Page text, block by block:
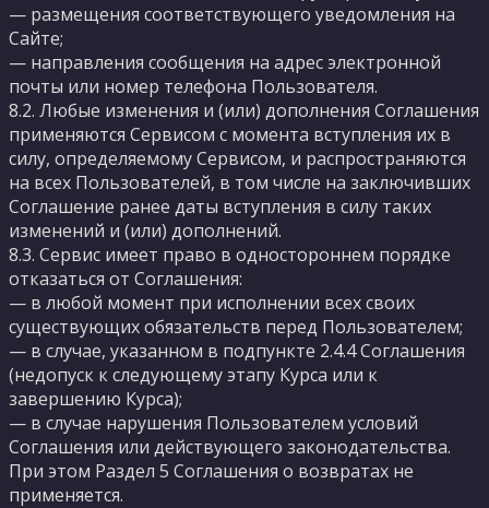
— размещения соответствующего уведомления на
Сайте;
— направления сообщения на адрес электронной
почты или номер телефона Пользователя.
8.2. Любые изменения и (или) дополнения Соглашения
применяются Сервисом с момента вступления их в
силу, определяемому Сервисом, и распространяются
на всех Пользователей, в том числе на заключивших
Соглашение ранее даты вступления в силу таких
изменений и (или) дополнений.
8.3. Сервис имеет право в одностороннем порядке
отказаться от Соглашения:
— в любой момент при исполнении всех своих
существующих обязательств перед Пользователем;
— в случае, указанном в подпункте 2.4.4 Соглашения
(недопуск к следующему этапу Курса или к
завершению Курса);
— в случае нарушения Пользователем условий
Соглашения или действующего законодательства.
При этом Раздел 5 Соглашения о возвратах не
применяется.